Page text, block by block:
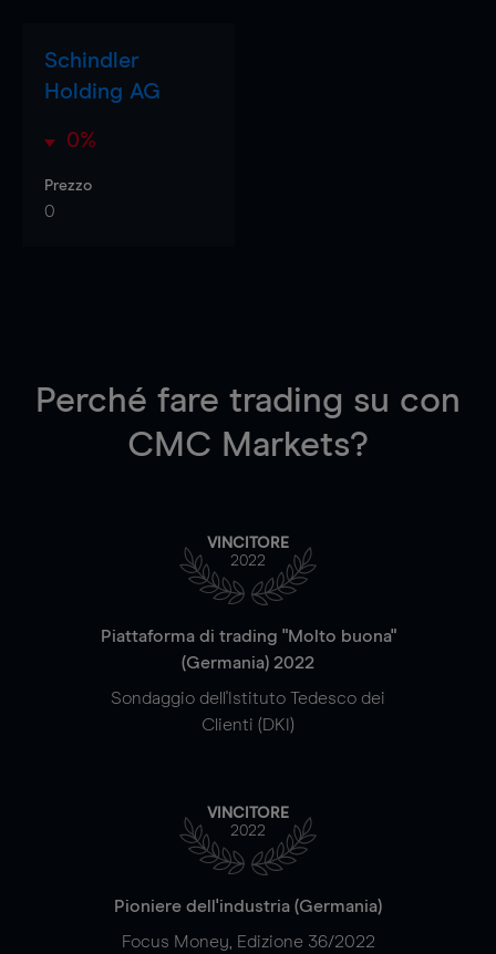
Schindler
Holding AG
0%
Prezzo
0
Perché fare trading su con
CMC Markets?
VINCITORE
2022
Piattaforma di trading "Molto buona"
(Germania) 2022
Sondaggio dell'Istituto Tedesco dei
Clienti (DKI)
VINCITORE
2022
Pioniere dell'industria (Germania)
Focus Money, Edizione 36/2022